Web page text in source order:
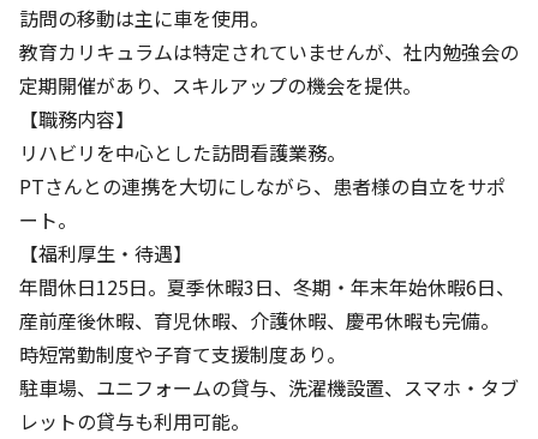
訪問の移動は主に車を使用。
教育カリキュラムは特定されていませんが、社内勉強会の
定期開催があり、スキルアップの機会を提供。
【職務内容】
リハビリを中心とした訪問看護業務。
PTさんとの連携を大切にしながら、患者様の自立をサポ
ート。
【福利厚生・待遇】
年間休日125日。夏季休暇3日、冬期・年末年始休暇6日、
産前産後休暇、育児休暇、介護休暇、慶弔休暇も完備。
時短常勤制度や子育て支援制度あり。
駐車場、ユニフォームの貸与、洗濯機設置、スマホ・タブ
レットの貸与も利用可能。